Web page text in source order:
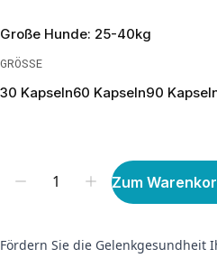
Große Hunde: 25-40kg
GRÖSSE
30 Kapseln60 Kapseln90
Zum
Fördern Sie die Gelenkgesundheit